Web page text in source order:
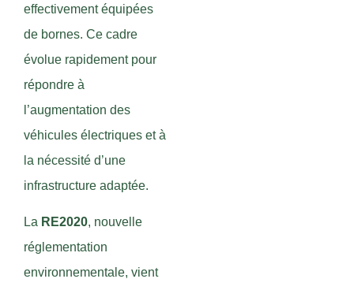
effectivement équipées
de bornes. Ce cadre
évolue rapidement pour
répondre à
l’augmentation des
véhicules électriques et à
la nécessité d’une
infrastructure adaptée.
La RE2020, nouvelle
réglementation
environnementale, vient